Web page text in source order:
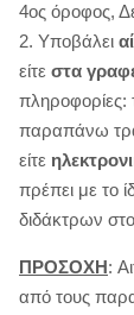
4ος όροφος,
Υποβάλει
είτε στα
πληροφορίες:
παραπάνω
είτε
πρέπει με το
διδάκτρων
ΠΡΟΣΟΧΗ:
από τους